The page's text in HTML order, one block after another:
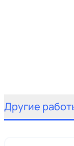
Другие